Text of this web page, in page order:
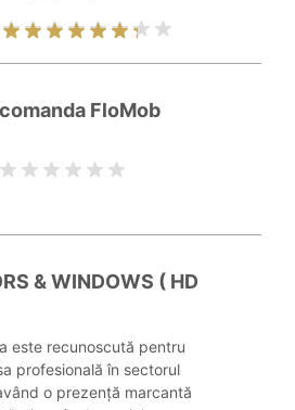
FloMob
& WINDOWS ( HD
este recunoscută pentru
profesională în sectorul
o prezență marcantă